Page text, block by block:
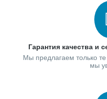
Гарантия качества и
Мы предлагаем только
мы